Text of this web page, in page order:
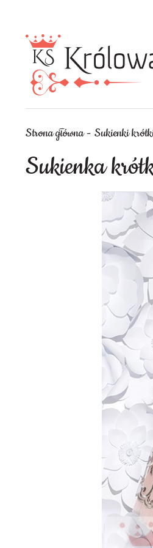
Strona główna Sukienki
Sukienka